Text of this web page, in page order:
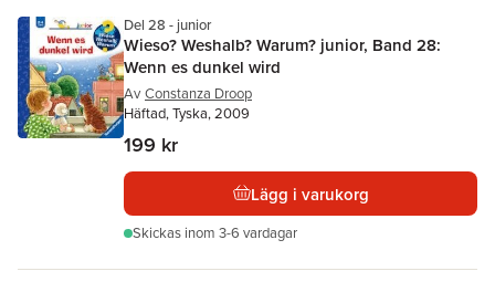
Del 28 - junior
Wieso? Weshalb? Warum? junior, Band 28:
Wenn es dunkel wird
Av Constanza Droop
Häftad, Tyska, 2009
199 kr
Lägg i varukorg
Skickas inom 3-6 vardagar